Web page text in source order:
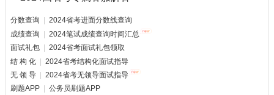
分数查询
2024省考进面分数线查询
成绩查询
2024笔试成绩查询时间汇总
面试礼包
2024省考面试礼包领取
结 构 化
2024省考结构化面试指导
无 领 导
2024省考无领导面试指导
刷题APP
公务员刷题APP